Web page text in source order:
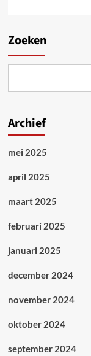
Zoeken
Archief
mei 2025
april 2025
maart 2025
februari 2025
januari 2025
december 2024
november 2024
oktober 2024
september 2024